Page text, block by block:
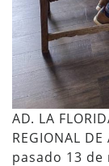
AD. LA
REGIONAL DE
pasado 13 de